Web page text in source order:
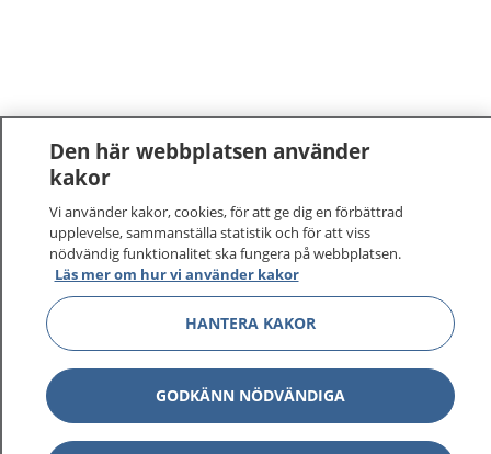
Den här webbplatsen använder
kakor
Vi använder kakor, cookies, för att ge dig en förbättrad
upplevelse, sammanställa statistik och för att viss
nödvändig funktionalitet ska fungera på webbplatsen.
Läs mer om hur vi använder kakor
HANTERA KAKOR
GODKÄNN NÖDVÄNDIGA